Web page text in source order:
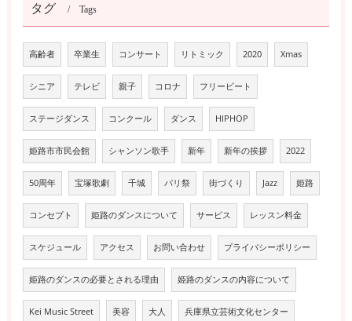
タグ Tags
高齢者 卒業生 コンサート リトミック 2020 Xmas
シニア テレビ 親子 コロナ フリービート
ステージダンス コンクール ダンス HIPHOP
姫路市市民会館 シャンソン歌手 新年 新年の挨拶 2022
50周年 宝塚歌劇 千城 パリ祭 街づくり Jazz 姫路
コンセプト 姫路のダンスについて サービス レッスン料金
スケジュール アクセス お問い合わせ プライバシーポリシー
姫路のダンスの必要とされる理由 姫路のダンスの内容について
Kei Music Street 美容 大人 兵庫県立芸術文化センター